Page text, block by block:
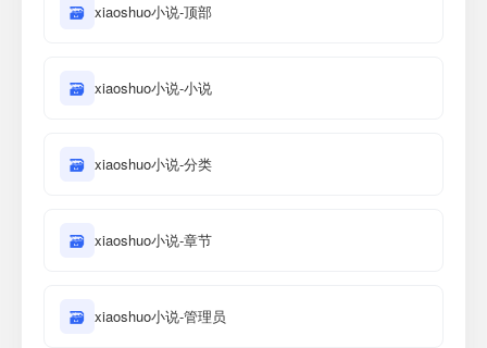
🗃 xiaoshuo小说-顶部
🗃 xiaoshuo小说-小说
🗃 xiaoshuo小说-分类
🗃 xiaoshuo小说-章节
🗃 xiaoshuo小说-管理员